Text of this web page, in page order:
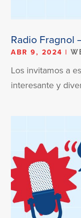
Radio Fragnol
ABR 9, 2024 |
Los invitamos a
interesante y